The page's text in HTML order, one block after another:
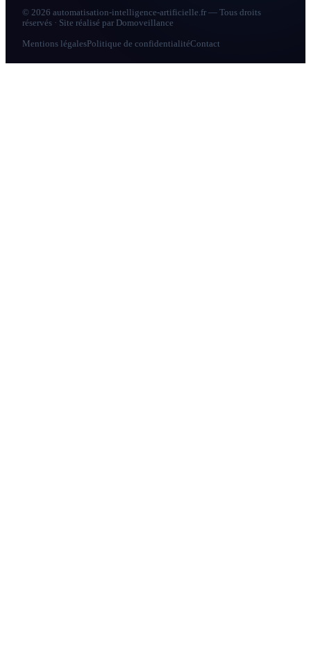
© 2026 automatisation-intelligence-artificielle.fr — Tous droits
réservés · Site réalisé par Domoveillance
Mentions légales Politique de confidentialitéContact